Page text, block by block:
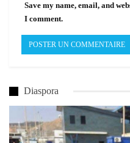
Save my name, email, and
I comment.
Diaspora